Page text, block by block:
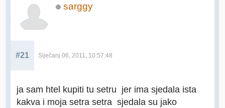
sarggy
#21 Siječanj 06, 2011, 10:57:48
ja sam htel kupiti tu setru jer ima sjedala ista
kakva i moja setra setra sjedala su jako